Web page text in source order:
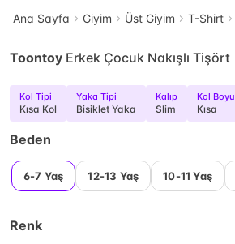
Ana Sayfa Giyim Üst Giyim T-Shirt
Toontoy Erkek Çocuk Nakışlı Tişört
Kol Tipi
Kısa Kol
Yaka Tipi
Bisiklet Yaka
Kalıp
Slim
Kol Boyu
Kısa
Beden
6-7 Yaş 12-13 Yaş 10-11 Yaş
Renk